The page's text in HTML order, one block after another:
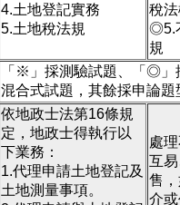
4.土地登記實務
5.土地稅法規
稅
◎5.
規
「※」採測驗試題、「◎」
混合式試題，其餘採申論題
依地政士法第16條規
定，地政士得執行以
下業務：
1.代理申請土地登記及
土地測量事項。
處
互
售
介